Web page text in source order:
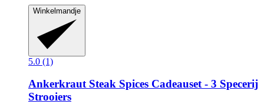
Winkelmandje
5.0 (1)
AnkerkrautSteak Spices Cadeauset -​ 3 Specerij
Strooiers